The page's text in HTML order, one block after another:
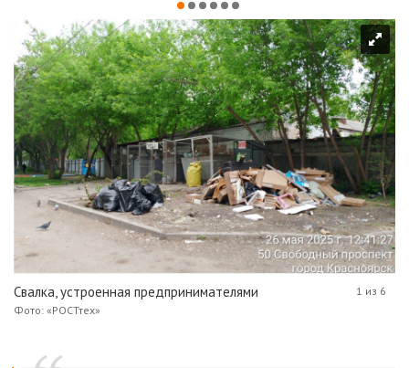
Свалка, устроенная предпринимателями
Фото: «РОСТтех»
1 из 6